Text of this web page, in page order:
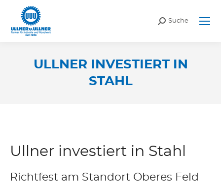
Search:
Suche
ULLNER INVESTIERT IN
STAHL
Ullner investiert in Stahl
Richtfest am Standort Oberes Feld